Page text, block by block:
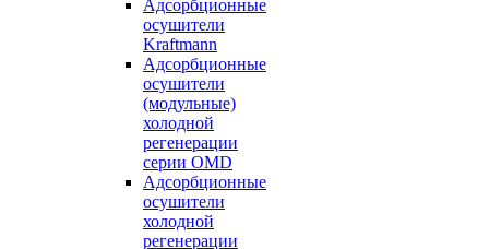
Адсорбционные
осушители
Kraftmann
Адсорбционные
осушители
(модульные)
холодной
регенерации
серии OMD
Адсорбционные
осушители
холодной
регенерации